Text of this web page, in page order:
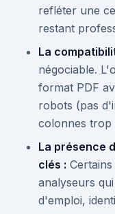
refléter une
restant
La
négociable.
format PDF
robots (pas
colonnes trop
La présence
clés :
analyseurs
d'emploi,